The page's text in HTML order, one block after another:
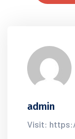
admin
Visit: